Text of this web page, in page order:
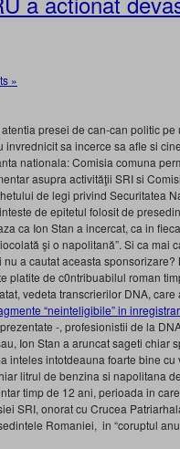
»
presei de can-can politic
sa incerce sa afle si
nationala: Comisia comuna
asupra activităţii SRI si
de legi privind Securitatea
de epitetul folosit de
ca Ion Stan a incercat, ca in
şi o napolitană”. Si ca mai
a cautat aceasta
platite de c0ntribuabilul roman
vedeta transcrierilor DNA,
“neinteligibile” in
-, profesionistii de la
Ion Stan a aruncat sageti chiar
inteles intotdeauna foarte bine
litrul de benzina si napolitana
timp de 12 ani, perioada in
SRI, onorat cu Crucea
Romaniei, in “coruptul